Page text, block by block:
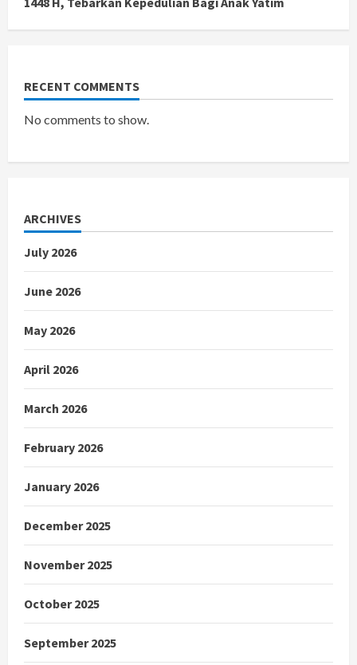
RECENT COMMENTS
No comments to show.
ARCHIVES
July 2026
June 2026
May 2026
April 2026
March 2026
February 2026
January 2026
December 2025
November 2025
October 2025
September 2025